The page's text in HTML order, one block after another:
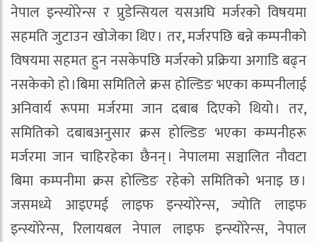
नेपाल इन्स्योरेन्स र प्रुडेन्सियल यसअघि मर्जरको विषयमा
सहमति जुटाउन खोजेका थिए । तर, मर्जरपछि बन्ने कम्पनीको
विषयमा सहमत हुन नसकेपछि मर्जरको प्रक्रिया अगाडि बढ्न
नसकेको हो ।बिमा समितिले क्रस होल्डिङ भएका कम्पनीलाई
अनिवार्य रूपमा मर्जरमा जान दबाब दिएको थियो । तर,
समितिको दबाबअनुसार क्रस होल्डिङ भएका कम्पनीहरू
मर्जरमा जान चाहिरहेका छैनन् । नेपालमा सञ्चालित नौवटा
बिमा कम्पनीमा क्रस होल्डिङ रहेको समितिको भनाइ छ ।
जसमध्ये आइएमई लाइफ इन्स्योरेन्स, ज्योति लाइफ
इन्स्योरेन्स, रिलायबल नेपाल लाइफ इन्स्योरेन्स, नेपाल